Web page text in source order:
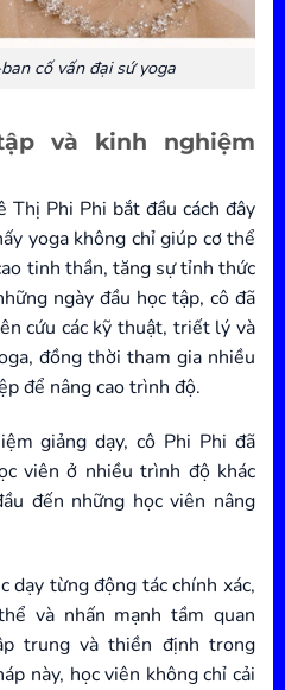
cố vấn đại sứ yoga
và kinh nghiệm
Thị Phi Phi bắt đầu cách đây
yoga không chỉ giúp cơ thể
tinh thần, tăng sự tỉnh thức
ngày đầu học tập, cô đã
cứu các kỹ thuật, triết lý và
đồng thời tham gia nhiều
để nâng cao trình độ.
giảng dạy, cô Phi Phi đã
viên ở nhiều trình độ khác
đến những học viên nâng
dạy từng động tác chính xác,
và nhấn mạnh tầm quan
trung và thiền định trong
này, học viên không chỉ cải